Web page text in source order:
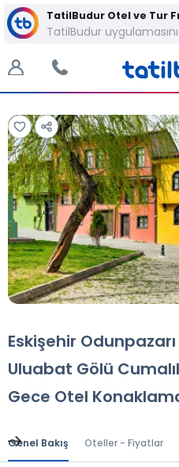
TatilBudur Otel ve Tur
TatilBudur
Tüm Fotoğraflar
Eskişehir
Uluabat Gölü
Gece Otel
Genel Bakış Oteller - Fiyatlar